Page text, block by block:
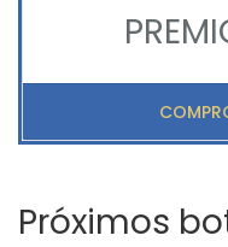
Próximos